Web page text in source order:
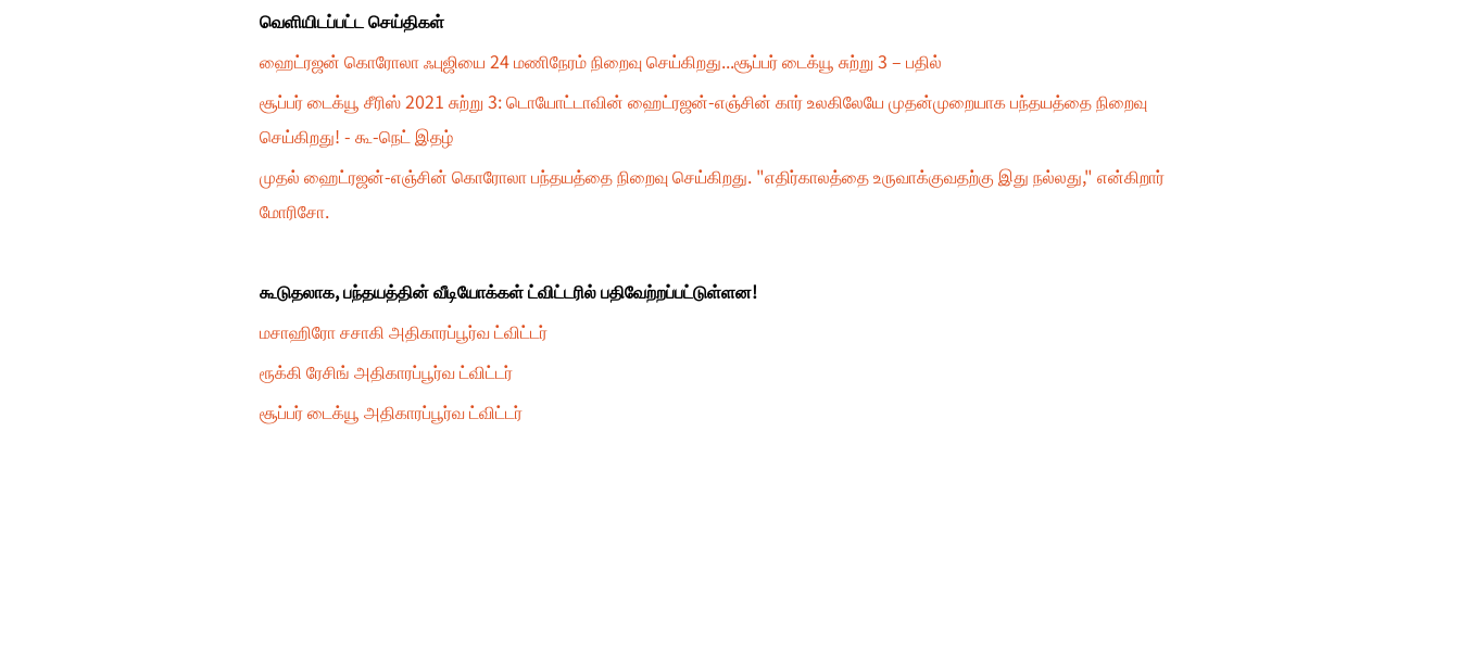
வெளியிடப்பட்ட செய்திகள்
ஹைட்ரஜன் கொரோலா ஃபுஜியை 24 மணிநேரம் நிறைவு செய்கிறது...சூப்பர் டைக்யூ சுற்று 3 – பதில்
சூப்பர் டைக்யூ சீரிஸ் 2021 சுற்று 3: டொயோட்டாவின் ஹைட்ரஜன்-எஞ்சின் கார் உலகிலேயே முதன்முறையாக பந்தயத்தை நிறைவு
செய்கிறது! - கூ-நெட் இதழ்
முதல் ஹைட்ரஜன்-எஞ்சின் கொரோலா பந்தயத்தை நிறைவு செய்கிறது. "எதிர்காலத்தை உருவாக்குவதற்கு இது நல்லது," என்கிறார்
மோரிசோ.
கூடுதலாக, பந்தயத்தின் வீடியோக்கள் ட்விட்டரில் பதிவேற்றப்பட்டுள்ளன!
மசாஹிரோ சசாகி அதிகாரப்பூர்வ ட்விட்டர்
ரூக்கி ரேசிங் அதிகாரப்பூர்வ ட்விட்டர்
சூப்பர் டைக்யூ அதிகாரப்பூர்வ ட்விட்டர்